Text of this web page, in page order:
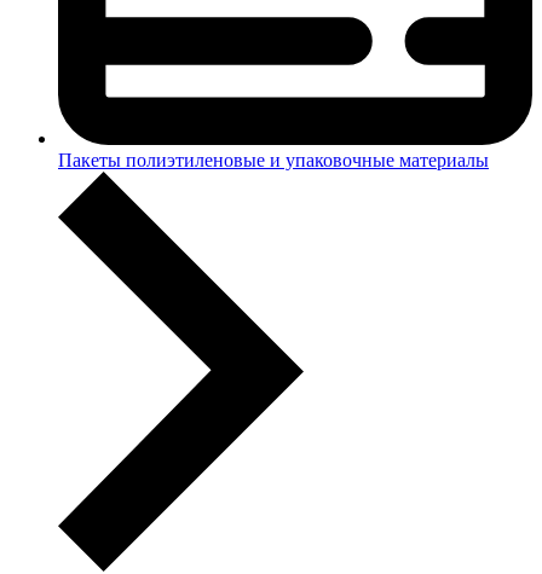
Пакеты полиэтиленовые и упаковочные материалы